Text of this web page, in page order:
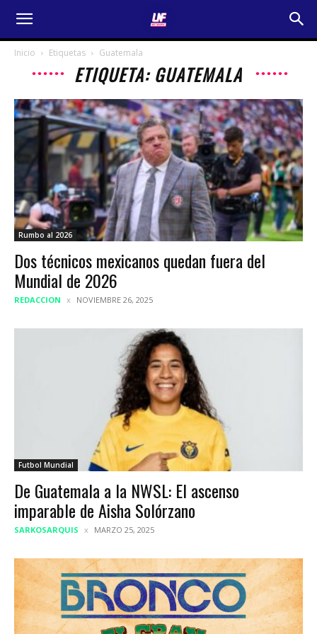
Inicio Etiquetas Guatemala
ETIQUETA: GUATEMALA
Rumbo al 2026
Dos técnicos mexicanos quedan fuera del
Mundial de 2026
REDACCION NOVIEMBRE 26, 2025
Futbol Mundial
De Guatemala a la NWSL: El ascenso
imparable de Aisha Solórzano
SARKOSARQUIS MARZO 25, 2025